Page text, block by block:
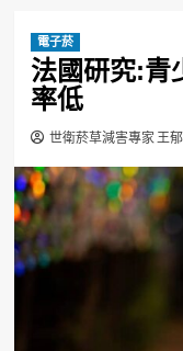
電子菸
法國研究:青
率低
世衛菸草減害專家 王